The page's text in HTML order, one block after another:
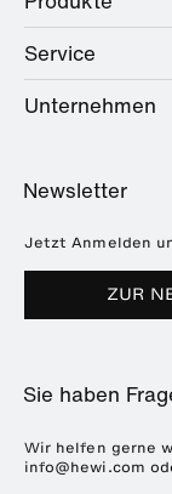
Public
Hotel
Sanitär
Beschläge
Händlersuche
Service
Serviceangebot
Seminare
Broschüren &
Downloads
Häufig
Unternehmen
Referenzen
Presse
Messetermine
Nachhaltigkeit
ENTRO
Newsletter
Jetzt Anmelden
ZUR
Sie haben
Wir helfen gerne
info@hewi.com